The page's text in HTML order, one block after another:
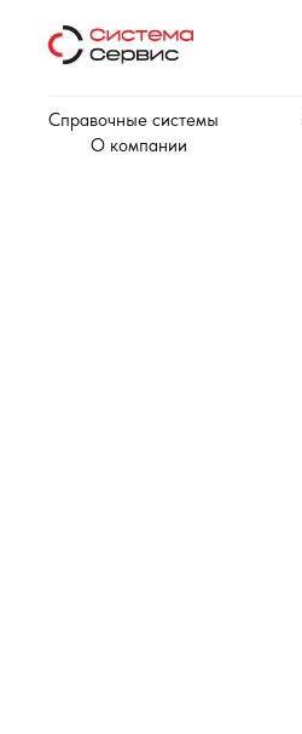
Справочные системы
О компании